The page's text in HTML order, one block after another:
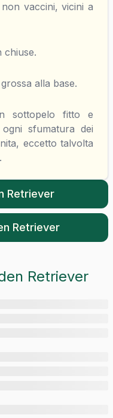
Retriever
Retriever
vaccini, vicini a
chiuse.
alla base.
sottopelo fitto e
sfumatura dei
eccetto talvolta
Retriever